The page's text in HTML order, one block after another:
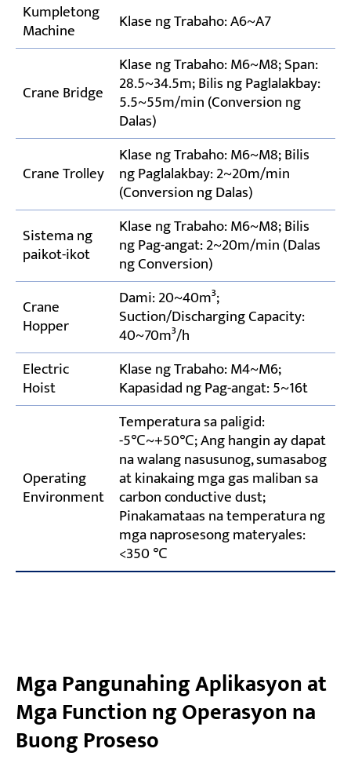
Kumpletong
Machine Klase ng Trabaho: A6~A7
Crane Bridge
Klase ng Trabaho: M6~M8; Span:
28.5~34.5m; Bilis ng Paglalakbay:
5.5~55m/min (Conversion ng
Dalas)
Crane Trolley
Klase ng Trabaho: M6~M8; Bilis
ng Paglalakbay: 2~20m/min
(Conversion ng Dalas)
Sistema ng
paikot-ikot
Klase ng Trabaho: M6~M8; Bilis
ng Pag-angat: 2~20m/min (Dalas
ng Conversion)
Crane
Hopper
Dami: 20~40m³;
Suction/Discharging Capacity:
40~70m³/h
Electric
Hoist
Klase ng Trabaho: M4~M6;
Kapasidad ng Pag-angat: 5~16t
Operating
Environment
Temperatura sa paligid:
-5℃~+50℃; Ang hangin ay dapat
na walang nasusunog, sumasabog
at kinakaing mga gas maliban sa
carbon conductive dust;
Pinakamataas na temperatura ng
mga naprosesong materyales:
<350 ℃
Mga Pangunahing Aplikasyon at
Mga Function ng Operasyon na
Buong Proseso